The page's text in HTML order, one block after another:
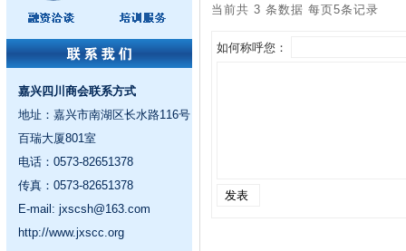
嘉兴四川商会联系方式
地址：嘉兴市南湖区长水路116号
百瑞大厦801室
电话：0573-82651378
传真：0573-82651378
E-mail: jxscsh@163.com
http://www.jxscc.org
当前共 3 条数据 每页5条记录
如何称呼您：